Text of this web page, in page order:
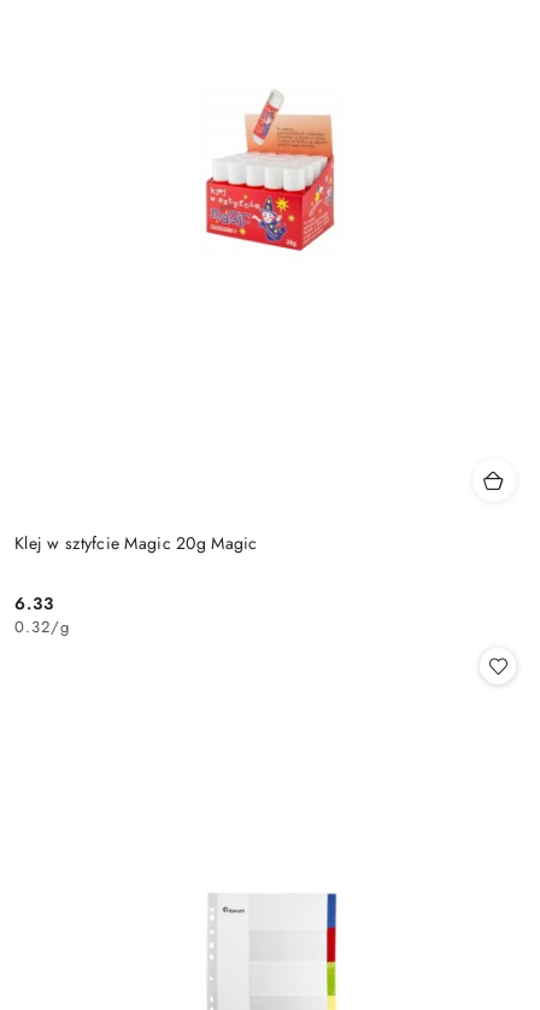
Klej w sztyfcie Magic 20g Magic
Cena:
6.33
0.32/g